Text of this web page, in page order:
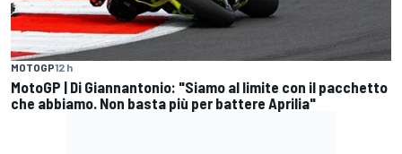
MOTOGP12 h
MotoGP | Di Giannantonio: "Siamo al limite con il pacchetto
che abbiamo. Non basta più per battere Aprilia"